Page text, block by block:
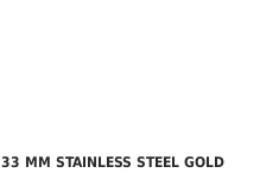
33 MM STAINLESS STEEL GOLD